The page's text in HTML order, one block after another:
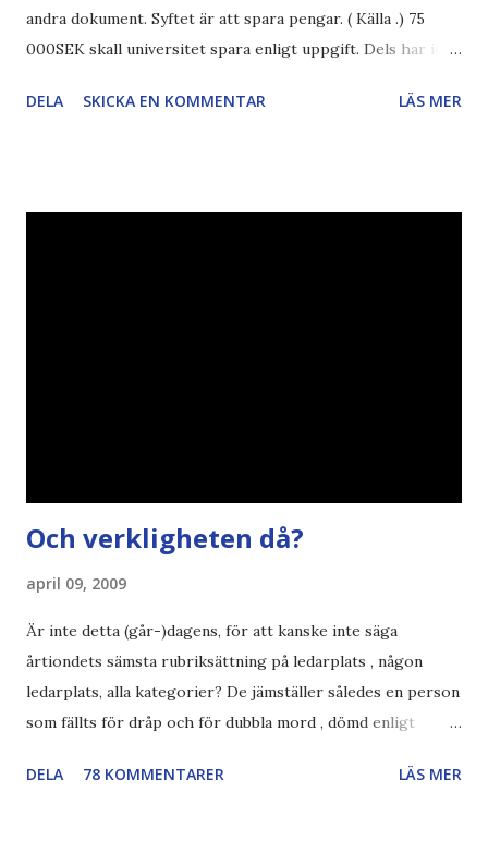
andra dokument. Syftet är att spara pengar. ( Källa .) 75
000SEK skall universitet spara enligt uppgift. Dels har iofs
"bläck". Dels så undrar jag om de 30% besparingar -
DELA SKICKA EN KOMMENTAR LÄS MER
Och verkligheten då?
april 09, 2009
Är inte detta (går-)dagens, för att kanske inte säga
årtiondets sämsta rubriksättning på ledarplats , någon
ledarplats, alla kategorier? De jämställer således en person
som fällts för dråp och för dubbla mord , dömd enligt
resterande straff i sverige. en som fängslats och torterats
DELA 78 KOMMENTARER LÄS MER